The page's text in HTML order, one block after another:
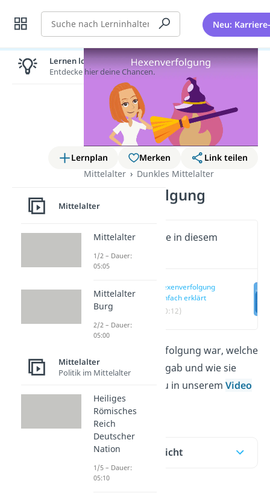
Suche Neu:
Lernplan Merken
Link teilen
Mittelalter
Dunkles Mittelalter
Hexenverfolgung
Wichtige Inhalte in diesem
Video
Hexenverfolgung
einfach erklärt
(00:12)
Was die Hexenverfolgung war, welche
Gründe es für sie gab und wie sie
verlief, erfährst du in unserem Video
undBeitrag.
Inhaltsübersicht
Lernen lohnt sich!
Entdecke hier deine Chancen.
Mittelalter
Mittelalter
1/2 – Dauer:
05:05
Mittelalter
Burg
2/2 – Dauer:
05:00
Mittelalter
Politik im Mittelalter
Heiliges
Römisches
Reich
Deutscher
Nation
1/5 – Dauer:
05:10